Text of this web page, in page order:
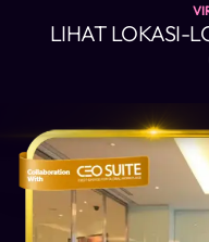
LIHAT LOKASI-